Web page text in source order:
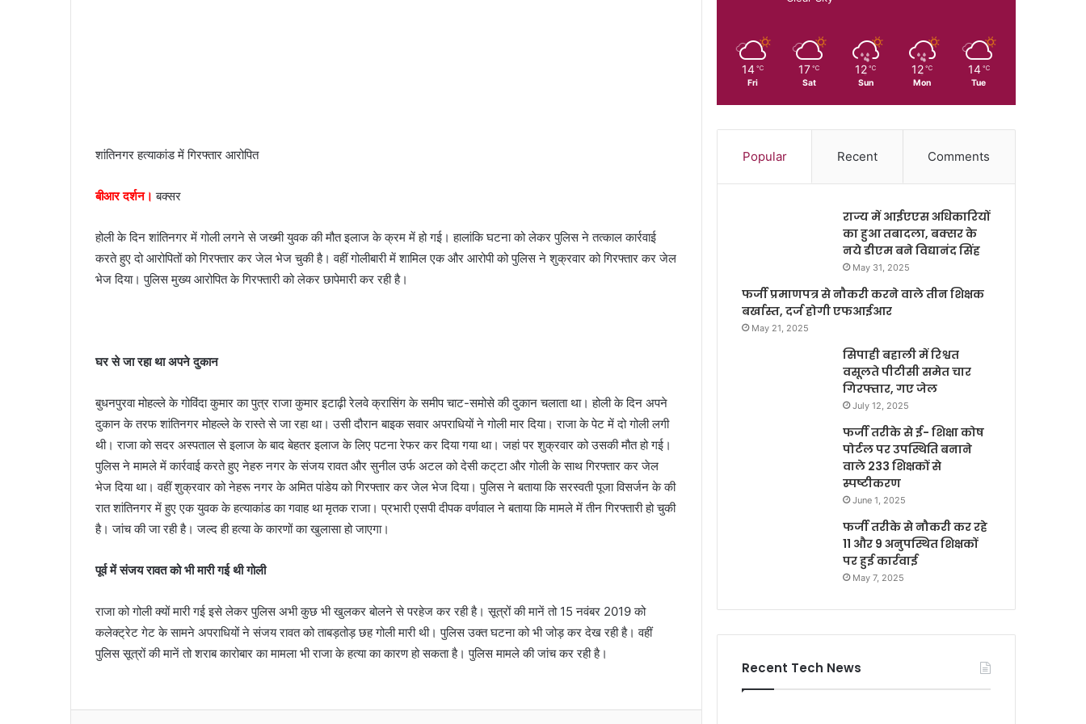
शांतिनगर हत्याकांड में गिरफ्तार आरोपित
बीआर दर्शन। बक्सर
होली के दिन शांतिनगर में गोली लगने से जख्मी युवक की मौत इलाज के क्रम में हो गई। हालांकि घटना को लेकर पुलिस ने तत्काल कार्रवाई
करते हुए दो आरोपितों को गिरफ्तार कर जेल भेज चुकी है। वहीं गोलीबारी में शामिल एक और आरोपी को पुलिस ने शुक्रवार को गिरफ्तार कर जेल
भेज दिया। पुलिस मुख्य आरोपित के गिरफ्तारी को लेकर छापेमारी कर रही है।
घर से जा रहा था अपने दुकान
बुधनपुरवा मोहल्ले के गोविंदा कुमार का पुत्र राजा कुमार इटाढ़ी रेलवे क्रासिंग के समीप चाट-समोसे की दुकान चलाता था। होली के दिन अपने
दुकान के तरफ शांतिनगर मोहल्ले के रास्ते से जा रहा था। उसी दौरान बाइक सवार अपराधियों ने गोली मार दिया। राजा के पेट में दो गोली लगी
थी। राजा को सदर अस्पताल से इलाज के बाद बेहतर इलाज के लिए पटना रेफर कर दिया गया था। जहां पर शुक्रवार को उसकी मौत हो गई।
पुलिस ने मामले में कार्रवाई करते हुए नेहरु नगर के संजय रावत और सुनील उर्फ अटल को देसी कट्‌टा और गोली के साथ गिरफ्तार कर जेल
भेज दिया था। वहीं शुक्रवार को नेहरू नगर के अमित पांडेय को गिरफ्तार कर जेल भेज दिया। पुलिस ने बताया कि सरस्वती पूजा विसर्जन के की
रात शांतिनगर में हुए एक युवक के हत्याकांड का गवाह था मृतक राजा। प्रभारी एसपी दीपक वर्णवाल ने बताया कि मामले में तीन गिरफ्तारी हो चुकी
है। जांच की जा रही है। जल्द ही हत्या के कारणों का खुलासा हो जाएगा।
पूर्व में संजय रावत को भी मारी गई थी गोली
राजा को गोली क्यों मारी गई इसे लेकर पुलिस अभी कुछ भी खुलकर बोलने से परहेज कर रही है। सूत्रों की मानें तो 15 नवंबर 2019 को
कलेक्ट्रेट गेट के सामने अपराधियों ने संजय रावत को ताबड़तोड़ छह गोली मारी थी। पुलिस उक्त घटना को भी जोड़ कर देख रही है। वहीं
पुलिस सूत्रों की मानें तो शराब कारोबार का मामला भी राजा के हत्या का कारण हो सकता है। पुलिस मामले की जांच कर रही है।
14 ℃
Fri
17 ℃
Sat
12 ℃
Sun
12 ℃
Mon
14 ℃
Tue
Popular Recent Comments
राज्य में आईएएस अधिकारियों
का हुआ तबादला, बक्सर के
नये डीएम बने विद्यानंद सिंह
May 31, 2025
फर्जी प्रमाणपत्र से नौकरी करने वाले तीन शिक्षक
बर्खास्त, दर्ज होगी एफआईआर
May 21, 2025
सिपाही बहाली में रिश्वत
वसूलते पीटीसी समेत चार
गिरफ्तार, गए जेल
July 12, 2025
फर्जी तरीके से ई- शिक्षा कोष
पोर्टल पर उपस्थिति बनाने
वाले 233 शिक्षकों से
स्पष्टीकरण
June 1, 2025
फर्जी तरीके से नौकरी कर रहे
11 और 9 अनुपस्थित शिक्षकों
पर हुई कार्रवाई
May 7, 2025
Recent Tech News